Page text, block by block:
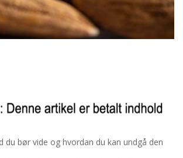
du bør vide og hvordan du kan undgå den